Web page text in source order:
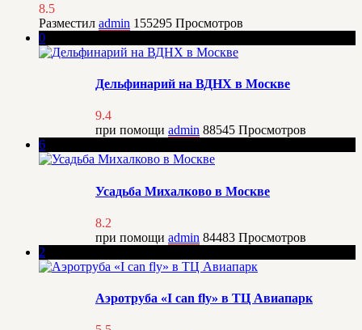
8.5
Разместил admin 155295 Просмотров
0
Дельфинарий на ВДНХ в Москве
9.4
при помощи admin 88545 Просмотров
6
Усадьба Михалково в Москве
8.2
при помощи admin 84483 Просмотров
2
Аэротруба «I can fly» в ТЦ Авиапарк